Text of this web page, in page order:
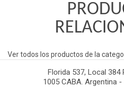
Ver todos los productos de la
Florida 537, Local 384
1005 CABA. Argentina